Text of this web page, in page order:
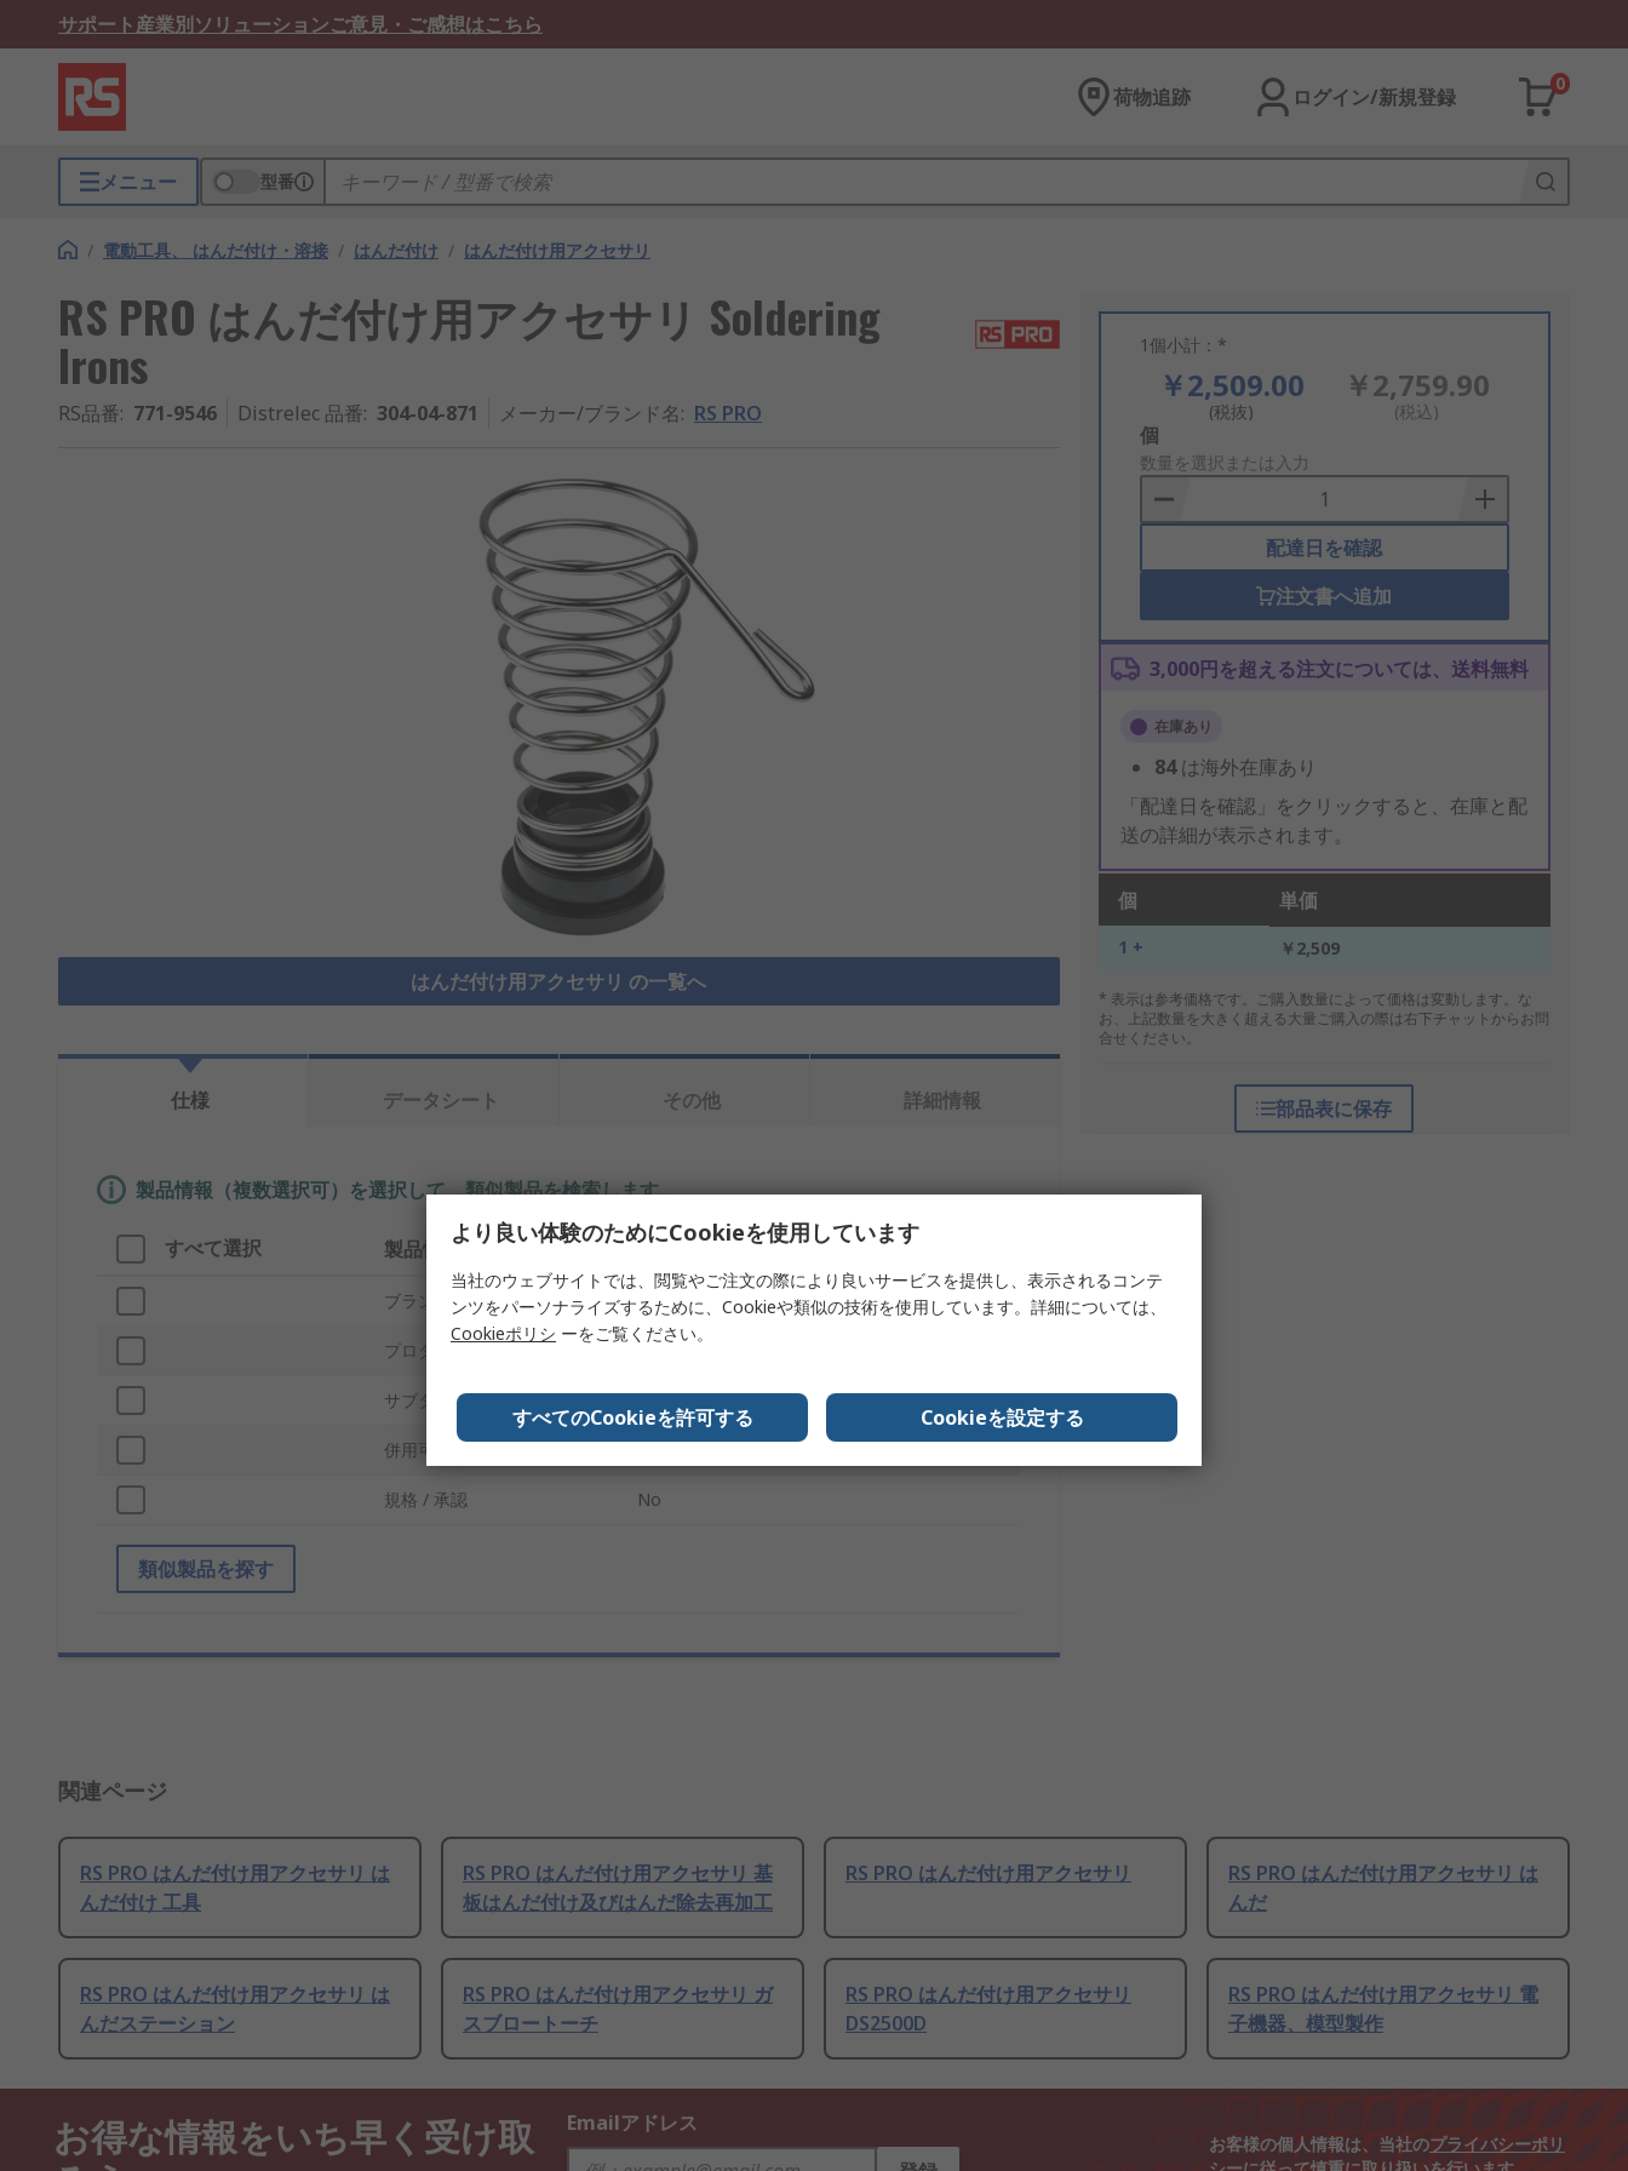
サポート産業別ソリューションご意見・ご感想はこちら
荷物追跡 ログイン/新規登録
0
メニュー 型番
/ 電動工具、 はんだ付け・溶接 / はんだ付け / はんだ付け用アクセサリ
RS PRO はんだ付け用アクセサリ Soldering
Irons
RS品番: 771-9546 Distrelec 品番: 304-04-871 メーカー/ブランド名: RS PRO
はんだ付け用アクセサリ の一覧へ
1個小計：*
￥2,509.00
(税抜)
￥2,759.90
(税込)
Add
to
Basket
個
数量を選択または入力
配達日を確認
注文書へ追加
3,000円を超える注文については、送料無料
在庫あり
84は海外在庫あり
「配達日を確認」をクリックすると、在庫と配
送の詳細が表示されます。
個 単価
1 + ￥2,509
* 表示は参考価格です。ご購入数量によって価格は変動します。な
お、上記数量を大きく超える大量ご購入の際は右下チャットからお問
合せください。
部品表に保存
仕様 データシート その他 詳細情報
製品情報（複数選択可）を選択して、類似製品を検索します。
すべて選択 製品情報 内容
ブランド RS PRO
プロダクトタイプ
サブタイプ はんだごてはんだ鉄製スタンド
併用可能製品
規格 / 承認 No
類似製品を探す
関連ページ
RS PRO はんだ付け用アクセサリ は
んだ付け 工具
RS PRO はんだ付け用アクセサリ 基
板はんだ付け及びはんだ除去再加工
RS PRO はんだ付け用アクセサリ
RS PRO はんだ付け用アクセサリ は
んだ
RS PRO はんだ付け用アクセサリ は
んだステーション
RS PRO はんだ付け用アクセサリ ガ
スブロートーチ
RS PRO はんだ付け用アクセサリ
DS2500D
RS PRO はんだ付け用アクセサリ 電
子機器、模型製作
お得な情報をいち早く受け取
Emailアドレス
お客様の個人情報は、当社のプライバシーポリ
より良い体験のためにCookieを使用しています
当社のウェブサイトでは、閲覧やご注文の際により良いサービスを提供し、表示されるコンテ
ンツをパーソナライズするために、Cookieや類似の技術を使用しています。詳細については、
Cookieポリシ ーをご覧ください。
すべてのCookieを許可する Cookieを設定する